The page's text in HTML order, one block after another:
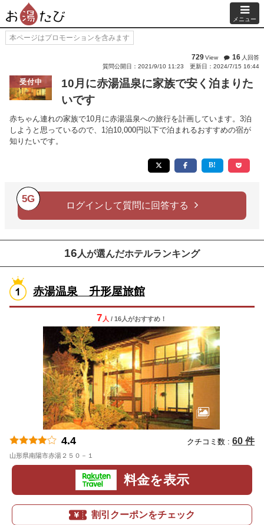
メニュー
本ページはプロモーションを含みます
729View 16 人回答
質問公開日：2021/9/10 11:23
更新日：2024/7/15 16:44
受付中
10月に赤湯温泉に家族で安く泊まりた
いです
赤ちゃん連れの家族で10月に赤湯温泉への旅行を計画しています。3泊
しようと思っているので、1泊10,000円以下で泊まれるおすすめの宿が
知りたいです。
5G
ログインして質問に回答する
16 人が選んだホテルランキング
赤湯温泉 升形屋旅館
7 人 / 16人がおすすめ！
4.4 クチコミ数 : 60 件
山形県南陽市赤湯２５０－１
料金を表示
割引クーポンをチェック